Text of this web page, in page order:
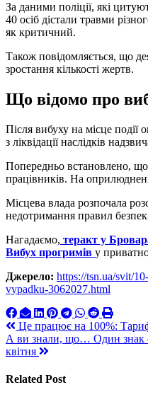
За даними поліції, які
40 осіб дістали травми
як критичний.
Також повідомляється, що
зростання кількості жертв.
Що відомо про
Після вибуху на місце
з ліквідації наслідків
Попередньо встановлено, що
працівників. На
Місцева влада розпочала
недотримання правил
Нагадаємо, теракт у
Вибух прогримів у
Джерело: https://tsn.ua/svit/
vypadku-3062027.html
Навигация
по
Це працює на 100%:
А ви знали, що… Один знак
квітня
Related Post